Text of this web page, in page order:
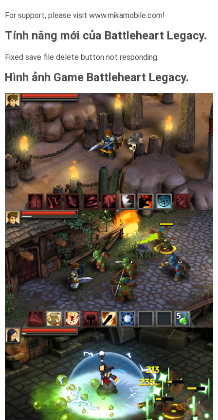
For support, please visit www.mikamobile.com!
Tính năng mới của Battleheart Legacy.
Fixed save file delete button not responding.
Hình ảnh Game Battleheart Legacy.